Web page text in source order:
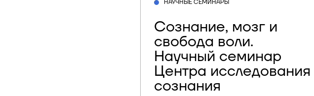
НАУЧНЫЕ СЕМИНАРЫ
Сознание, мозг и
свобода воли.
Научный семинар
Центра исследования
сознания